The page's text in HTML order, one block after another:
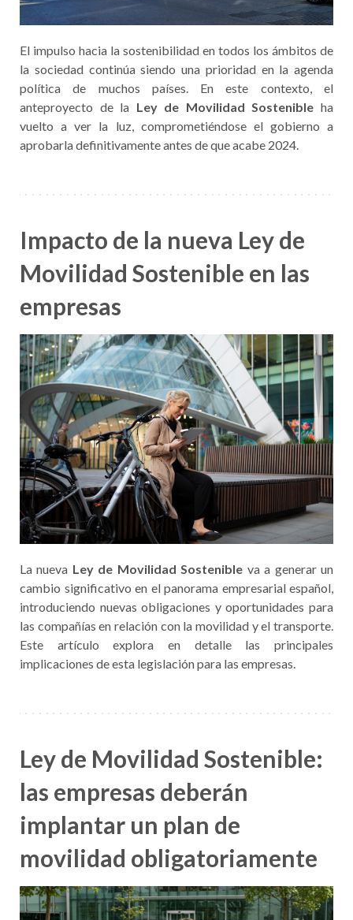
El impulso hacia la sostenibilidad en todos los ámbitos de
la sociedad continúa siendo una prioridad en la agenda
política de muchos países. En este contexto, el
anteproyecto de la Ley de Movilidad Sostenible ha
vuelto a ver la luz, comprometiéndose el gobierno a
aprobarla definitivamente antes de que acabe 2024.
Impacto de la nueva Ley de
Movilidad Sostenible en las
empresas
La nueva Ley de Movilidad Sostenible va a generar un
cambio significativo en el panorama empresarial español,
introduciendo nuevas obligaciones y oportunidades para
las compañías en relación con la movilidad y el transporte.
Este artículo explora en detalle las principales
implicaciones de esta legislación para las empresas.
Ley de Movilidad Sostenible:
las empresas deberán
implantar un plan de
movilidad obligatoriamente